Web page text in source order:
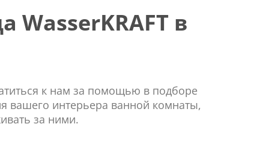
в
к нам за помощью в подборе
вашего интерьера ванной комнаты,
за ними.